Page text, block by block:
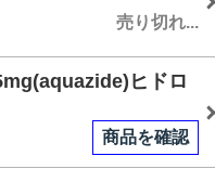
売り切れ...
ヒドロ
商品を確認